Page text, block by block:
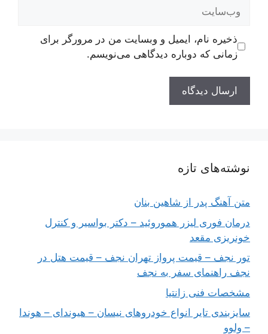
ذخیره نام، ایمیل و وبسایت من در مرورگر برای
زمانی که دوباره دیدگاهی می‌نویسم.
نوشته‌های تازه
متن آهنگ پدر از شاهین بنان
درمان فوری لیزر هموروئید – دکتر بواسیر و کنترل
خونریزی مقعد
تور نجف – قیمت پرواز تهران نجف – قیمت هتل در
نجف راهنمای سفر به نجف
مشخصات فنی زانتیا
سایزبندی تایر انواع خودروهای نیسان – هیوندای – هوندا
– ولوو